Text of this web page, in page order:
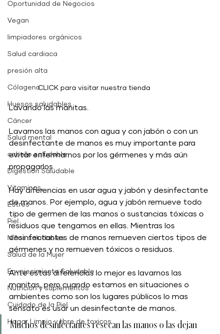
Oportunidad de Negocios
Vegan
limpiadores orgánicos
Salud cardiaca
presión alta
Cólageno
Huesos saludables
Cáncer
Salud mental
cabello saludable
Digestión Saludable
Vitaminas,
Estrés
Piel
Niños saludables
Salud de la Mujer
Envejecimiento Saludable
Nutrición y suplementos
Cuidado de la Piel
Hogar Limpio y libre de toxicos
CLICK para visitar nuestra tienda
Lavando las manitas.
Lavarnos las manos con agua y con jabón o con un
desinfectante de manos es muy importante para
evitar enfermarnos por los gérmenes y más aún
propagarlos.
Hay diferencias en usar agua y jabón y desinfectante
de manos. Por ejemplo, agua y jabón remueve todo
tipo de germen de las manos o sustancias tóxicas o
residuos que tengamos en ellas. Mientras los
desinfectantes de manos remueven ciertos tipos de
gérmenes y no remueven tóxicos o residuos.
Ante estas diferencias lo mejor es lavarnos las
manitas, pero cuando estamos en situaciones o
ambientes como son los lugares públicos lo mas
sensato es usar un desinfectante de manos.
Muchos desinfectantes resecan las manos o las dejan